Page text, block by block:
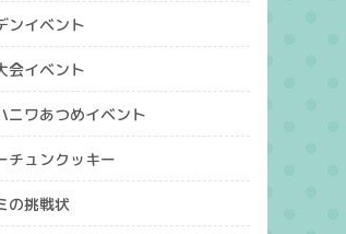
ンイベント
会イベント
ニワあつめイベント
チュンクッキー
の挑戦状